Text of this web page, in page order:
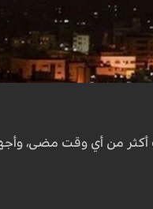
من أي وقت مضى،